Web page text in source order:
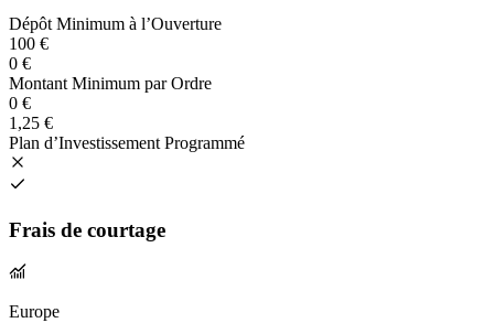
Dépôt Minimum à l’Ouverture
100 €
0 €
Montant Minimum par Ordre
0 €
1,25 €
Plan d’Investissement Programmé
Frais de courtage
Europe